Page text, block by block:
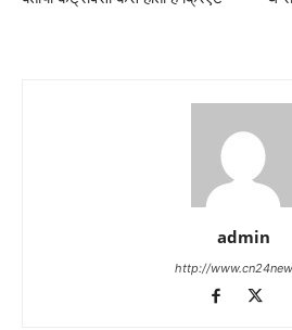
admin
http://